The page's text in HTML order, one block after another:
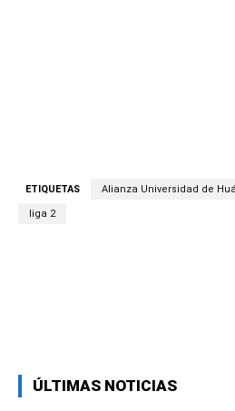
ETIQUETAS Alianza Universidad de
liga 2
ÚLTIMAS NOTICIAS